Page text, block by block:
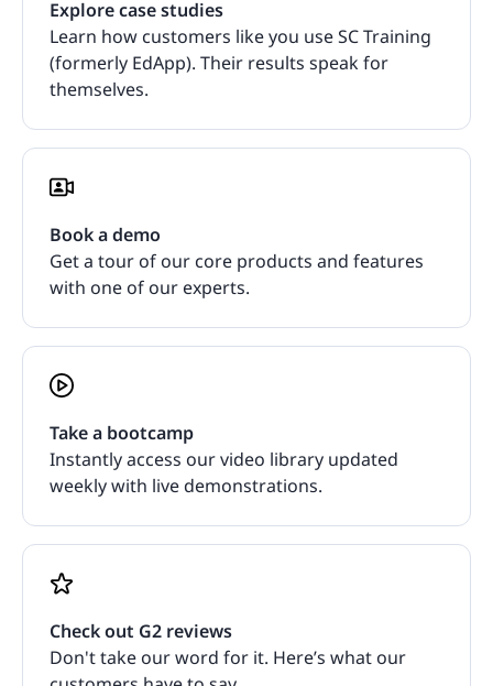
Explore case studies
Learn how customers like you use SC Training
(formerly EdApp). Their results speak for
themselves.
Book a demo
Get a tour of our core products and features
with one of our experts.
Take a bootcamp
Instantly access our video library updated
weekly with live demonstrations.
Check out G2 reviews
Don't take our word for it. Here’s what our